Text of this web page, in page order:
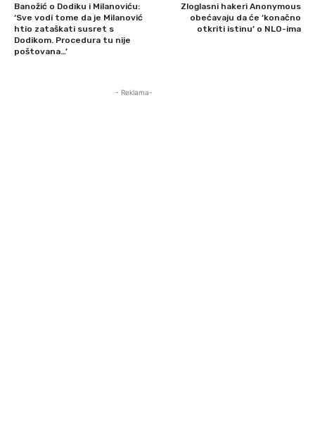
Banožić o Dodiku i Milanoviću:
‘Sve vodi tome da je Milanović
htio zataškati susret s
Dodikom. Procedura tu nije
poštovana…’
Zloglasni hakeri Anonymous
obećavaju da će ‘konačno
otkriti istinu’ o NLO-ima
- Reklama-